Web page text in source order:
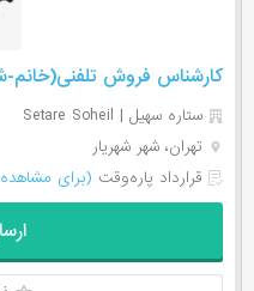
کارشناس فروش تلفنی(خانم-
ستاره سهیل | Setare Soheil
تهران، شهر شهریار
قرارداد پاره‌وقت (برای